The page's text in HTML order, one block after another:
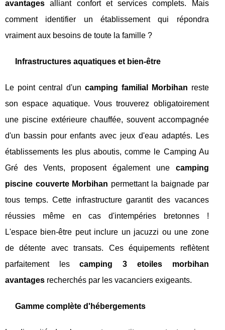
avantages alliant confort et services complets. Mais
comment identifier un établissement qui répondra
vraiment aux besoins de toute la famille ?
Infrastructures aquatiques et bien-être
Le point central d'un camping familial Morbihan reste
son espace aquatique. Vous trouverez obligatoirement
une piscine extérieure chauffée, souvent accompagnée
d'un bassin pour enfants avec jeux d'eau adaptés. Les
établissements les plus aboutis, comme le Camping Au
Gré des Vents, proposent également une camping
piscine couverte Morbihan permettant la baignade par
tous temps. Cette infrastructure garantit des vacances
réussies même en cas d'intempéries bretonnes !
L'espace bien-être peut inclure un jacuzzi ou une zone
de détente avec transats. Ces équipements reflètent
parfaitement lescamping 3 etoiles morbihan
avantages recherchés par les vacanciers exigeants.
Gamme complète d'hébergements